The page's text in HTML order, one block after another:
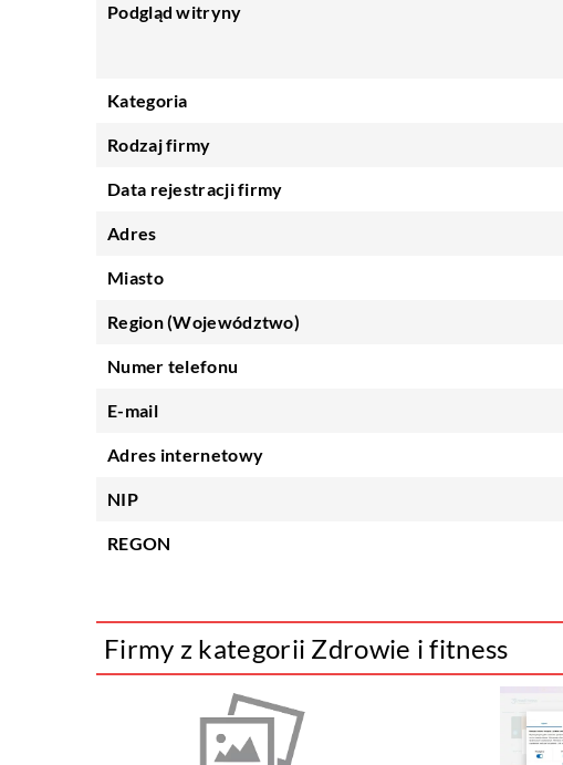
Podgląd witryny
Kategoria
Rodzaj firmy
Data rejestracji firmy
Adres
Miasto
Region (Województwo)
Numer telefonu
E-mail
Adres internetowy
NIP
REGON
Firmy z kategorii Zdrowie i fitness